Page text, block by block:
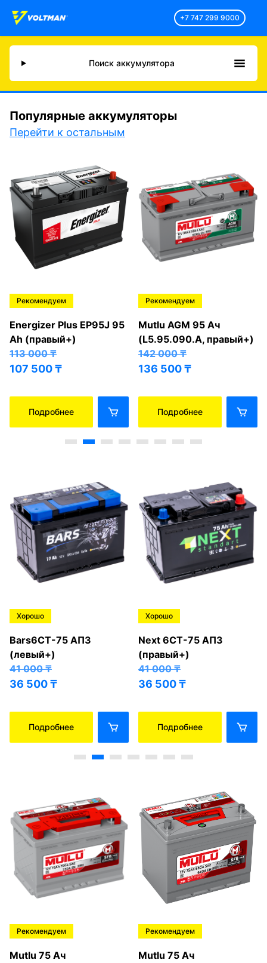
+7 747 299 9000
Поиск аккумулятора
Популярные аккумуляторы
Перейти к остальным
Рекомендуем
Energizer Plus EP95J 95
Ah (правый+)
113 000₸
107 500₸
Подробнее
Рекомендуем
Mutlu AGM 95 Ач
(L5.95.090.A, правый+)
142 000₸
136 500₸
Подробнее
Хорошо
Bars6СТ-75 АПЗ
(левый+)
41 000₸
36 500₸
Подробнее
Хорошо
Next 6СТ-75 АПЗ
(правый+)
41 000₸
36 500₸
Подробнее
Рекомендуем
Mutlu 75 Ач
Рекомендуем
Mutlu 75 Ач